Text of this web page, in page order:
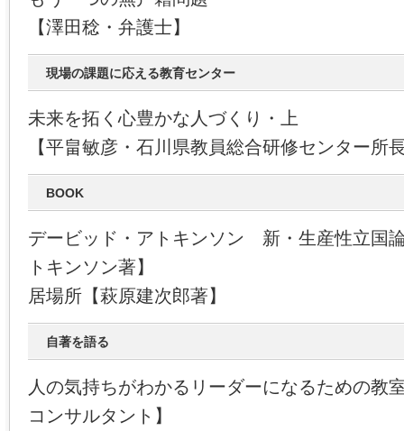
【澤田稔・弁護士】
現場の課題に応える教育センター
未来を拓く心豊かな人づくり・上
【平畠敏彦・石川県教員総合研修センター所
BOOK
デービッド・アトキンソン 新・生産性立国
トキンソン著】
居場所【萩原建次郎著】
自著を語る
人の気持ちがわかるリーダーになるための教
コンサルタント】